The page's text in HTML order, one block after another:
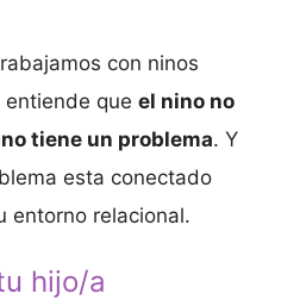
con ninos
que el nino no
tiene un problema. Y
esta conectado
entorno relacional.
hijo/a